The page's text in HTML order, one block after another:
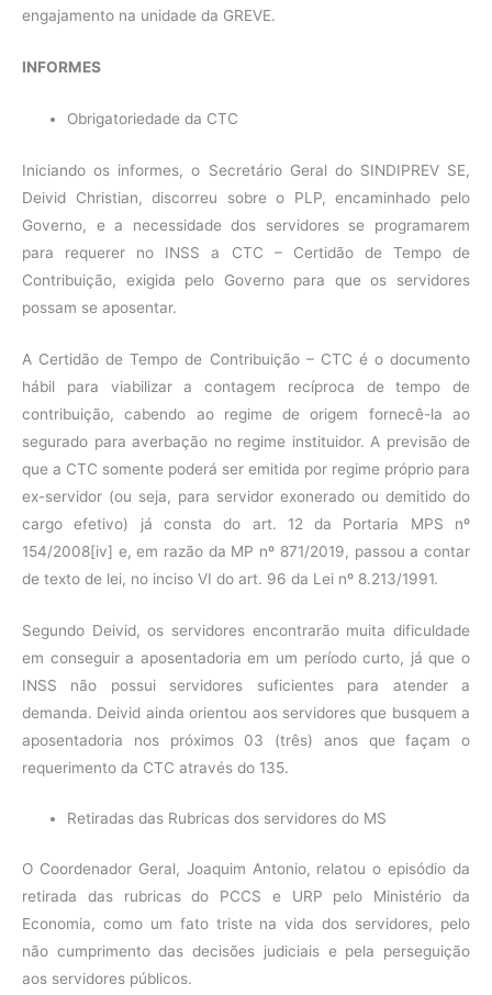
engajamento na unidade da GREVE.
INFORMES
Obrigatoriedade da CTC
Iniciando os informes, o Secretário Geral do SINDIPREV SE,
Deivid Christian, discorreu sobre o PLP, encaminhado pelo
Governo, e a necessidade dos servidores se programarem
para requerer no INSS a CTC – Certidão de Tempo de
Contribuição, exigida pelo Governo para que os servidores
possam se aposentar.
A Certidão de Tempo de Contribuição – CTC é o documento
hábil para viabilizar a contagem recíproca de tempo de
contribuição, cabendo ao regime de origem fornecê-la ao
segurado para averbação no regime instituidor. A previsão de
que a CTC somente poderá ser emitida por regime próprio para
ex-servidor (ou seja, para servidor exonerado ou demitido do
cargo efetivo) já consta do art. 12 da Portaria MPS nº
154/2008[iv] e, em razão da MP nº 871/2019, passou a contar
de texto de lei, no inciso VI do art. 96 da Lei nº 8.213/1991.
Segundo Deivid, os servidores encontrarão muita dificuldade
em conseguir a aposentadoria em um período curto, já que o
INSS não possui servidores suficientes para atender a
demanda. Deivid ainda orientou aos servidores que busquem a
aposentadoria nos próximos 03 (três) anos que façam o
requerimento da CTC através do 135.
Retiradas das Rubricas dos servidores do MS
O Coordenador Geral, Joaquim Antonio, relatou o episódio da
retirada das rubricas do PCCS e URP pelo Ministério da
Economia, como um fato triste na vida dos servidores, pelo
não cumprimento das decisões judiciais e pela perseguição
aos servidores públicos.